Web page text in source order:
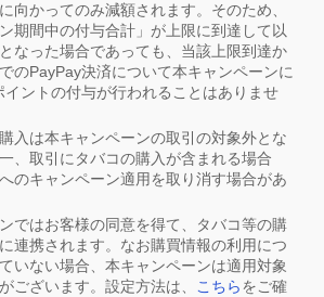
向かってのみ減額されます。そのため、
ン期間中の付与合計」が上限に到達して以
なった場合であっても、当該上限到達か
のPayPay決済について本キャンペーンに
イントの付与が行われることはありませ
入は本キャンペーンの取引の対象外とな
、取引にタバコの購入が含まれる場合
のキャンペーン適用を取り消す場合があ
ではお客様の同意を得て、タバコ等の購
連携されます。なお購買情報の利用につ
いない場合、本キャンペーンは適用対象
ございます。設定方法は、 こちらをご確